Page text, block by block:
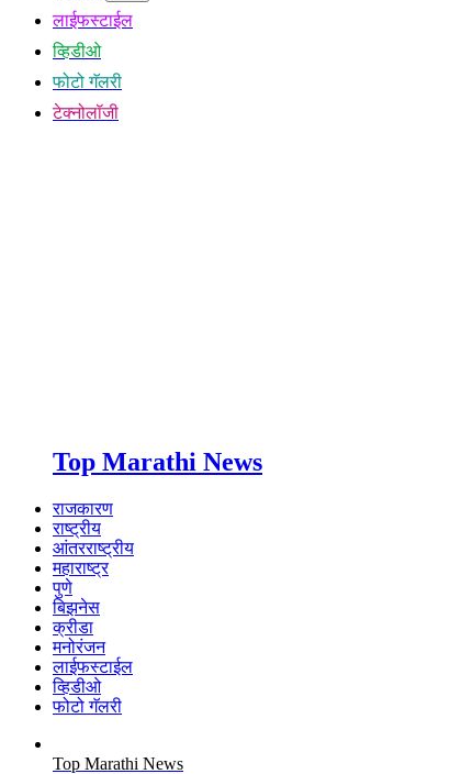
लाईफस्टाईल
व्हिडीओ
फोटो गॅलरी
टेक्नोलॉजी
Top Marathi News
राजकारण
राष्ट्रीय
आंतरराष्ट्रीय
महाराष्ट्र
पुणे
बिझनेस
क्रीडा
मनोरंजन
लाईफस्टाईल
व्हिडीओ
फोटो गॅलरी
Top Marathi News